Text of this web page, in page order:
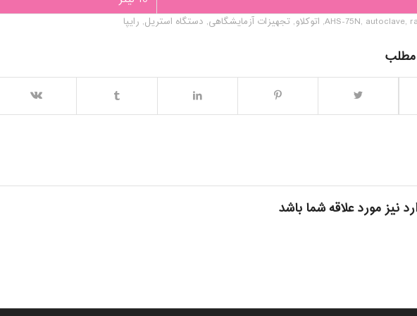
AHS-75N, autoclave,
, اتوکلاو, تجهیزات آزمایشگاهی, دستگاه استریل, رایپا
مطلب
نیز مورد علاقه شما باشد